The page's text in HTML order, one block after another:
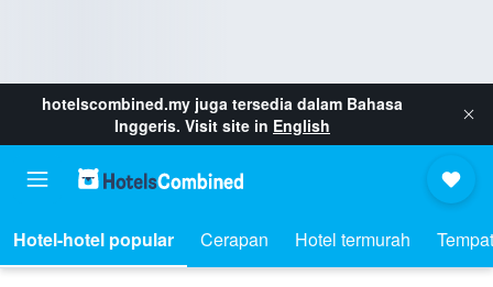
hotelscombined.my juga tersedia dalam Bahasa
Inggeris. Visit site in English
Hotel-hotel popular Cerapan Hotel termurah